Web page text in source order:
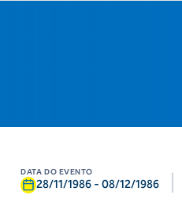
DATA DO EVENTO
28/11/1986 - 08/12/1986